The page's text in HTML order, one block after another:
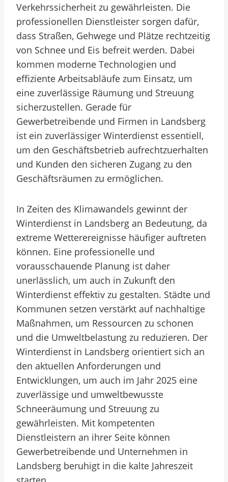
Verkehrssicherheit zu gewährleisten. Die
professionellen Dienstleister sorgen dafür,
dass Straßen, Gehwege und Plätze rechtzeitig
von Schnee und Eis befreit werden. Dabei
kommen moderne Technologien und
effiziente Arbeitsabläufe zum Einsatz, um
eine zuverlässige Räumung und Streuung
sicherzustellen. Gerade für
Gewerbetreibende und Firmen in Landsberg
ist ein zuverlässiger Winterdienst essentiell,
um den Geschäftsbetrieb aufrechtzuerhalten
und Kunden den sicheren Zugang zu den
Geschäftsräumen zu ermöglichen.
In Zeiten des Klimawandels gewinnt der
Winterdienst in Landsberg an Bedeutung, da
extreme Wetterereignisse häufiger auftreten
können. Eine professionelle und
vorausschauende Planung ist daher
unerlässlich, um auch in Zukunft den
Winterdienst effektiv zu gestalten. Städte und
Kommunen setzen verstärkt auf nachhaltige
Maßnahmen, um Ressourcen zu schonen
und die Umweltbelastung zu reduzieren. Der
Winterdienst in Landsberg orientiert sich an
den aktuellen Anforderungen und
Entwicklungen, um auch im Jahr 2025 eine
zuverlässige und umweltbewusste
Schneeräumung und Streuung zu
gewährleisten. Mit kompetenten
Dienstleistern an ihrer Seite können
Gewerbetreibende und Unternehmen in
Landsberg beruhigt in die kalte Jahreszeit